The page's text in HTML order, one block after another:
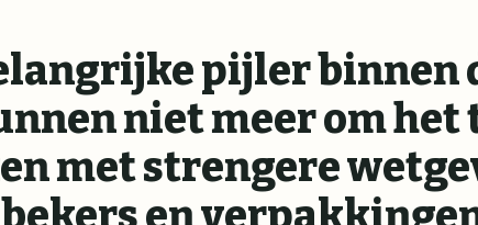
pijler binnen
niet meer om
met strengere